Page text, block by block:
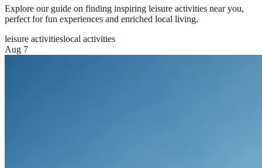
Explore our guide on finding inspiring leisure activities near you,
perfect for fun experiences and enriched local living.
leisure activitieslocal activities
Aug 7